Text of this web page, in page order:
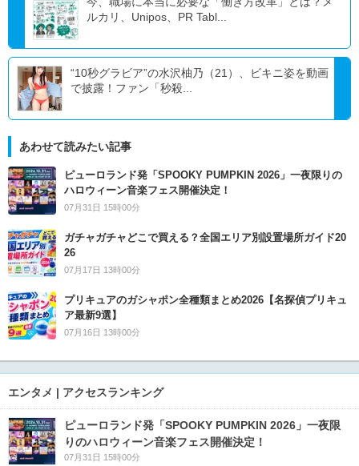
ルカリ、Unipos、PR Tabl...
“10秒グラビア”の水沢柚乃（21）、ビキニ姿を動画
で披露！ファン「秒殺...
あわせて読みたい記事
ピューロランド発「SPOOKY PUMPKIN 2026」一夜限りの
ハロウィーン音楽フェス開催決定！
07月31日 15時00分
ガチャガチャどこで買える？全国エリア別設置場所ガイド20
26
07月17日 13時00分
プリキュアのガシャポン全種類まとめ2026【名探偵プリキュ
ア最新9選】
07月16日 13時00分
エンタメ | アクセスランキング
ピューロランド発「SPOOKY PUMPKIN 2026」一夜限
りのハロウィーン音楽フェス開催決定！
07月31日 15時00分